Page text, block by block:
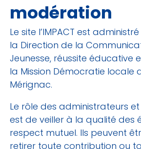
modération
Le site l’IMPACT est
la Direction de la
Jeunesse, réussite éducative
la Mission Démocratie locale
Mérignac.
Le rôle des administrateurs
est de veiller à la qualité des
respect mutuel. Ils peuvent
retirer toute contribution ou